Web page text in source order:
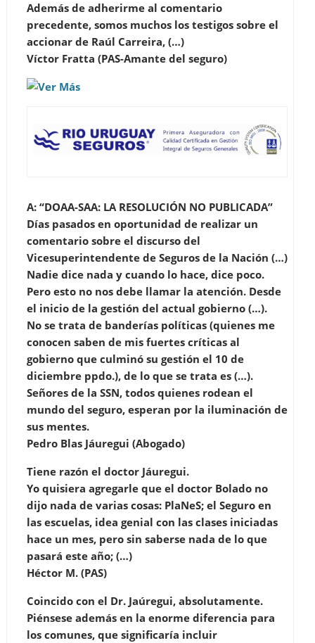
Además de adherirme al comentario
precedente, somos muchos los testigos sobre el
accionar de Raúl Carreira, (…)
Víctor Fratta (PAS-Amante del seguro)
A: “DOAA-SAA: LA RESOLUCIÓN NO PUBLICADA”
Días pasados en oportunidad de realizar un
comentario sobre el discurso del
Vicesuperintendente de Seguros de la Nación (…)
Nadie dice nada y cuando lo hace, dice poco.
Pero esto no nos debe llamar la atención. Desde
el inicio de la gestión del actual gobierno (…).
No se trata de banderías políticas (quienes me
conocen saben de mis fuertes críticas al
gobierno que culminó su gestión el 10 de
diciembre ppdo.), de lo que se trata es (…).
Señores de la SSN, todos quienes rodean el
mundo del seguro, esperan por la iluminación de
sus mentes.
Pedro Blas Jáuregui (Abogado)
Tiene razón el doctor Jáuregui.
Yo quisiera agregarle que el doctor Bolado no
dijo nada de varias cosas: PlaNeS; el Seguro en
las escuelas, idea genial con las clases iniciadas
hace un mes, pero sin saberse nada de lo que
pasará este año; (…)
Héctor M. (PAS)
Coincido con el Dr. Jaúregui, absolutamente.
Piénsese además en la enorme diferencia para
los comunes, que significaría incluir